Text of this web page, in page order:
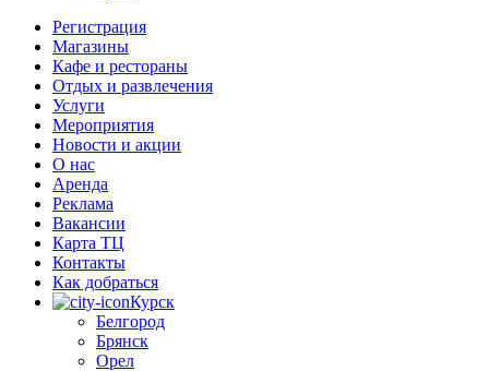
Регистрация
Магазины
Кафе и рестораны
Отдых и развлечения
Услуги
Мероприятия
Новости и акции
О нас
Аренда
Реклама
Вакансии
Карта ТЦ
Контакты
Как добраться
Курск
Белгород
Брянск
Орел